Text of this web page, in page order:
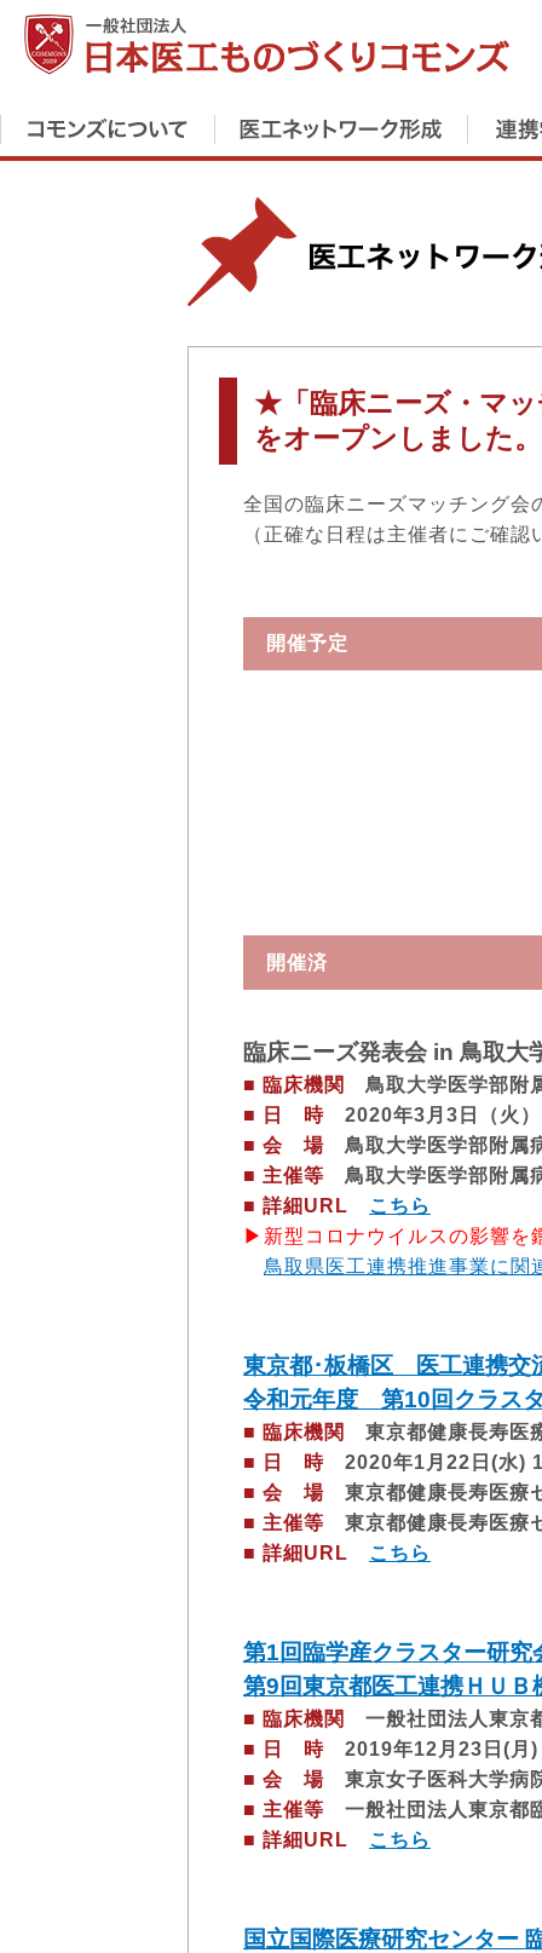
★「臨床ニーズ・マ
をオープンしました。
全国の臨床ニーズマッチング会
（正確な日程は主催者にご確
開催予定
開催済
臨床ニーズ発表会 in 鳥取大
■ 臨床機関
鳥取大学医学部附
■ 日 時 2020年3月3日（火
■ 会 場 鳥取大学医学部附属
■ 主催等 鳥取大学医学部附属
■ 詳細URL
こちら
▶新型コロナウイルスの影響を
鳥取県医工連携推進事業に関
東京都･板橋区 医工連携交
令和元年度 第10回クラス
■ 臨床機関
東京都健康長寿医
■ 日 時 2020年1月22日(水)
■ 会 場 東京都健康長寿医療
■ 主催等 東京都健康長寿医療
■ 詳細URL
こちら
第1回臨学産クラスター研究
第9回東京都医工連携ＨＵＢ
■ 臨床機関
一般社団法人東京
■ 日 時 2019年12月23日(月
■ 会 場 東京女子医科大学病
■ 主催等 一般社団法人東京都
■ 詳細URL
こちら
国立国際医療研究センター